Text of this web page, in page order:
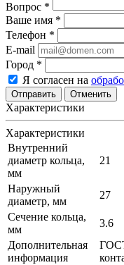
Вопрос *
Ваше имя *
Телефон *
E-mail
Город *
Я согласен на
Отменить
Характеристики
Характеристики
Внутренний
диаметр кольца,
мм
21
Наружный
диаметр, мм
27
Сечение кольца,
мм
3.6
Дополнительная
информация